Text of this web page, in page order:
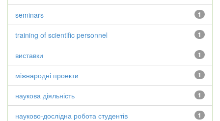
1
seminars
1
training of scientific personnel
1
виставки
1
міжнародні проекти
1
наукова діяльність
1
науково-дослідна робота студентів